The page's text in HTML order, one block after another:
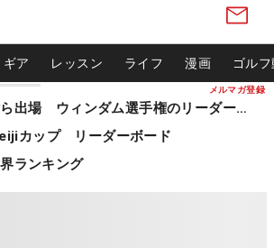
メルマガ登録
ギア レッスン ライフ 漫画 ゴル
松山英樹ら出場 ウィンダム選手権のリーダーボード
カップ リーダーボード
ランキング